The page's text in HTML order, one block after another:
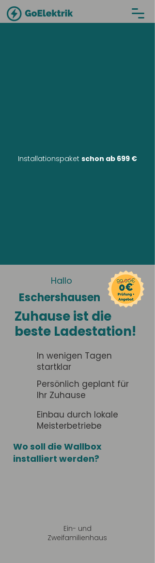
Installationspaket schon ab 699 €
Hallo
Eschershausen
Zuhause ist die
beste Ladestation!
In wenigen Tagen
startklar
Persönlich geplant für
Ihr Zuhause
Einbau durch lokale
Meisterbetriebe
Wo soll die Wallbox
installiert werden?
Ein- und
Zweifamilienhaus